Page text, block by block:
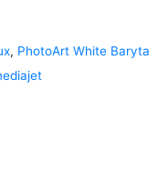
, PhotoArt White Baryta